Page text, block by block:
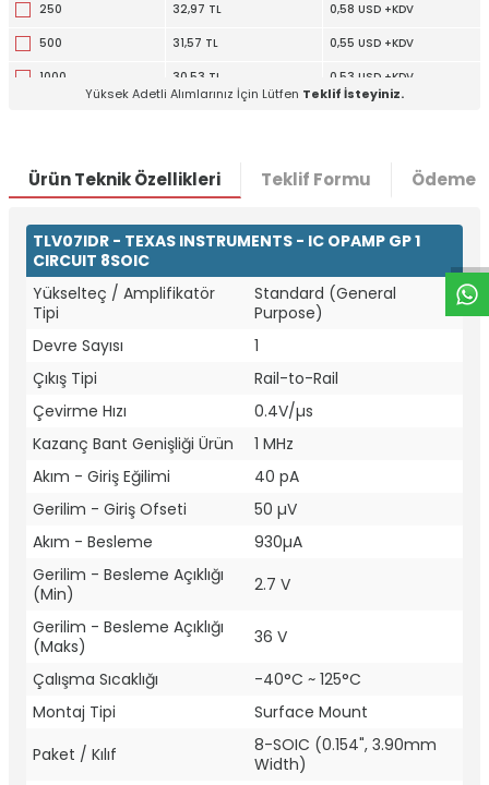
W
h
t
a
p
p
D
e
s
e
H
a
t
t
250 32,97 TL 0,58 USD +KDV
500 31,57 TL 0,55 USD +KDV
1000 30,53 TL 0,53 USD +KDV
Yüksek Adetli Alımlarınız İçin Lütfen Teklif İsteyiniz.
Ürün Teknik Özellikleri Teklif Formu Ödeme
TLV07IDR - TEXAS INSTRUMENTS - IC OPAMP GP 1
CIRCUIT 8SOIC
Yükselteç / Amplifikatör
Tipi
Standard (General
Purpose)
Devre Sayısı
1
Çıkış Tipi
Rail-to-Rail
Çevirme Hızı
0.4V/µs
Kazanç Bant Genişliği Ürün
1 MHz
Akım - Giriş Eğilimi
40 pA
Gerilim - Giriş Ofseti
50 µV
Akım - Besleme
930µA
Gerilim - Besleme Açıklığı
(Min)
2.7 V
Gerilim - Besleme Açıklığı
(Maks)
36 V
Çalışma Sıcaklığı
-40°C ~ 125°C
Montaj Tipi
Surface Mount
Paket / Kılıf
8-SOIC (0.154", 3.90mm
Width)